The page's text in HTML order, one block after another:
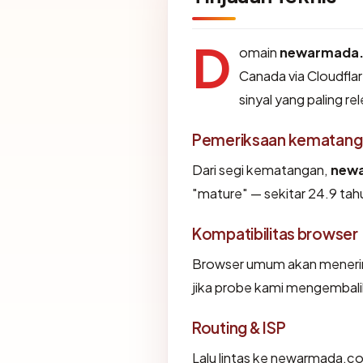
D omain
Canada via
sinyal yang paling
Pemeriksaan
Dari segi kematangan,
"mature" — sekitar 24.9
Kompatibilitas browser
Browser umum akan
jika probe kami
Routing & ISP
Lalu lintas ke